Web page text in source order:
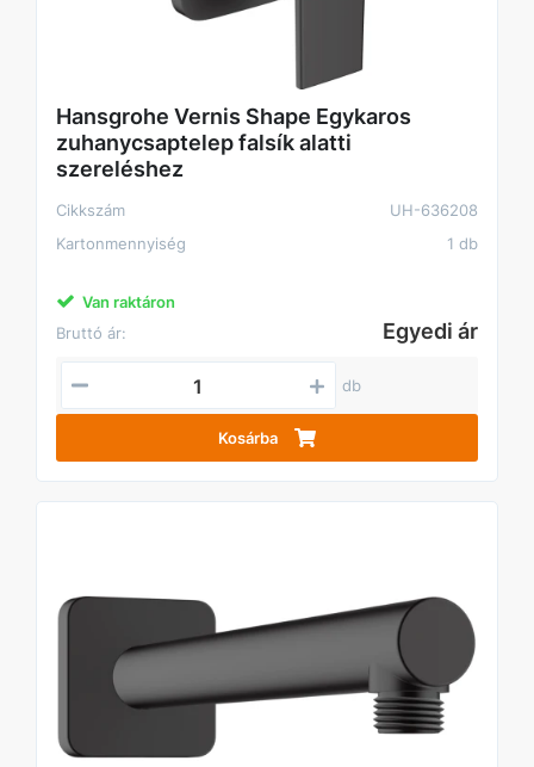
Hansgrohe Vernis Shape Egykaros
zuhanycsaptelep falsík alatti
szereléshez
Cikkszám
UH-636208
Kartonmennyiség
1 db
Van raktáron
Bruttó ár:
Egyedi ár
db
Kosárba